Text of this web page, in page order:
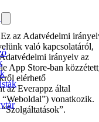
az Adatvédelmi
való kapcsolatáról,
irányelv az
App Store-ban
elérhető
az Everappz által
“Weboldal”) vonatkozik.